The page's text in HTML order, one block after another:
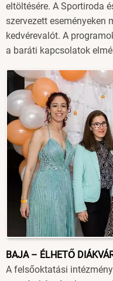
eltöltésére. A Sportiroda
szervezett eseményeken
kedvérevalót. A
a baráti kapcsolatok
Image
BAJA – ÉLHETŐ
A felsőoktatási